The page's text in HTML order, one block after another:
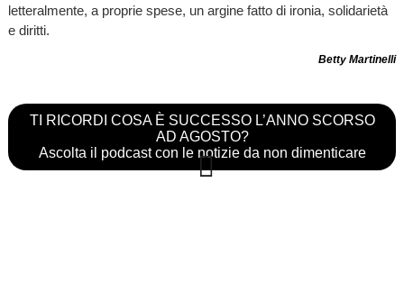
letteralmente, a proprie spese, un argine fatto di ironia, solidarietà
e diritti.
Betty Martinelli
TI RICORDI COSA È SUCCESSO L’ANNO SCORSO
AD AGOSTO?
Ascolta il podcast con le notizie da non dimenticare